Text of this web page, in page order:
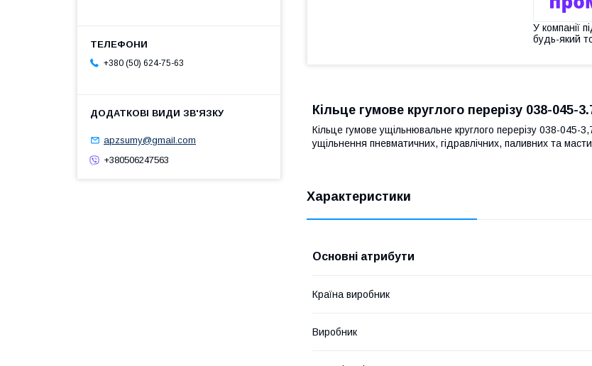
У компанії
будь-який
Кільце гумове круглого перерізу 038-045-
Кільце гумове ущільнювальне круглого перерізу 038-
ущільнення пневматичних, гідравлічних, паливних та
Характеристики
Основні атрибути
Країна виробник
Виробник
+380 (50) 624-75-63
apzsumy@gmail.com
+380506247563